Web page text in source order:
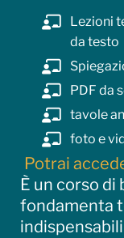
rapporti
uretra,
pelvici
funzione
Fisiologia e
ruolo del
postura
Lezioni
da testo
PDF da
tavole
foto e
Potrai
È un corso
fondamenta